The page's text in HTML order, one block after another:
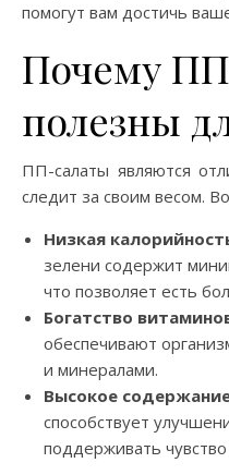
помогут вам достичь
Почему
полезны
ПП-салаты являются
следит за своим весом.
Низкая
зелени содержит
что позволяет есть
Богатство
обеспечивают
и минералами.
Высокое
способствует
поддерживать чувство